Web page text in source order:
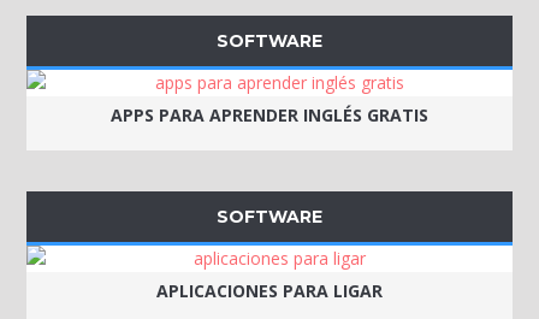
SOFTWARE
APPS PARA APRENDER INGLÉS GRATIS
SOFTWARE
APLICACIONES PARA LIGAR